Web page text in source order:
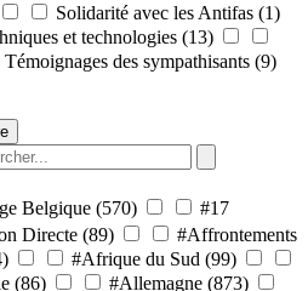
Solidarité avec les Antifas (1)
et technologies (13)
Témoignages des sympathisants (9)
Belgique (570)
#17
Directe (89)
#Affrontements
#Afrique du Sud (99)
(86) #Allemagne (873)